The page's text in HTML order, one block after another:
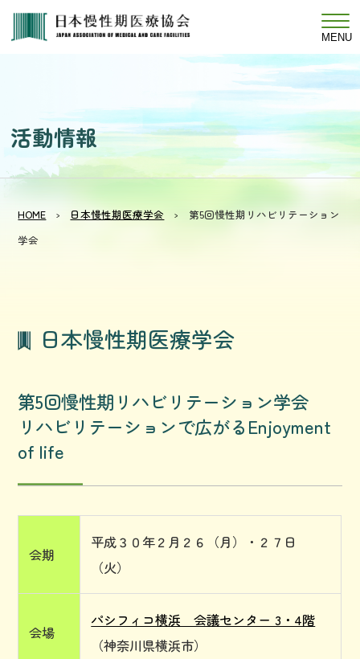
MENU
活動情報
HOME 日本慢性期医療学会
第5回慢性期リハビリテーション
学会
日本慢性期医療学会
第5回慢性期リハビリテーション学会
リハビリテーションで広がるEnjoyment
of life
会期
平成３０年２月２６（月）・２７日
（火）
会場
パシフィコ横浜 会議センター 3・4階
（神奈川県横浜市）